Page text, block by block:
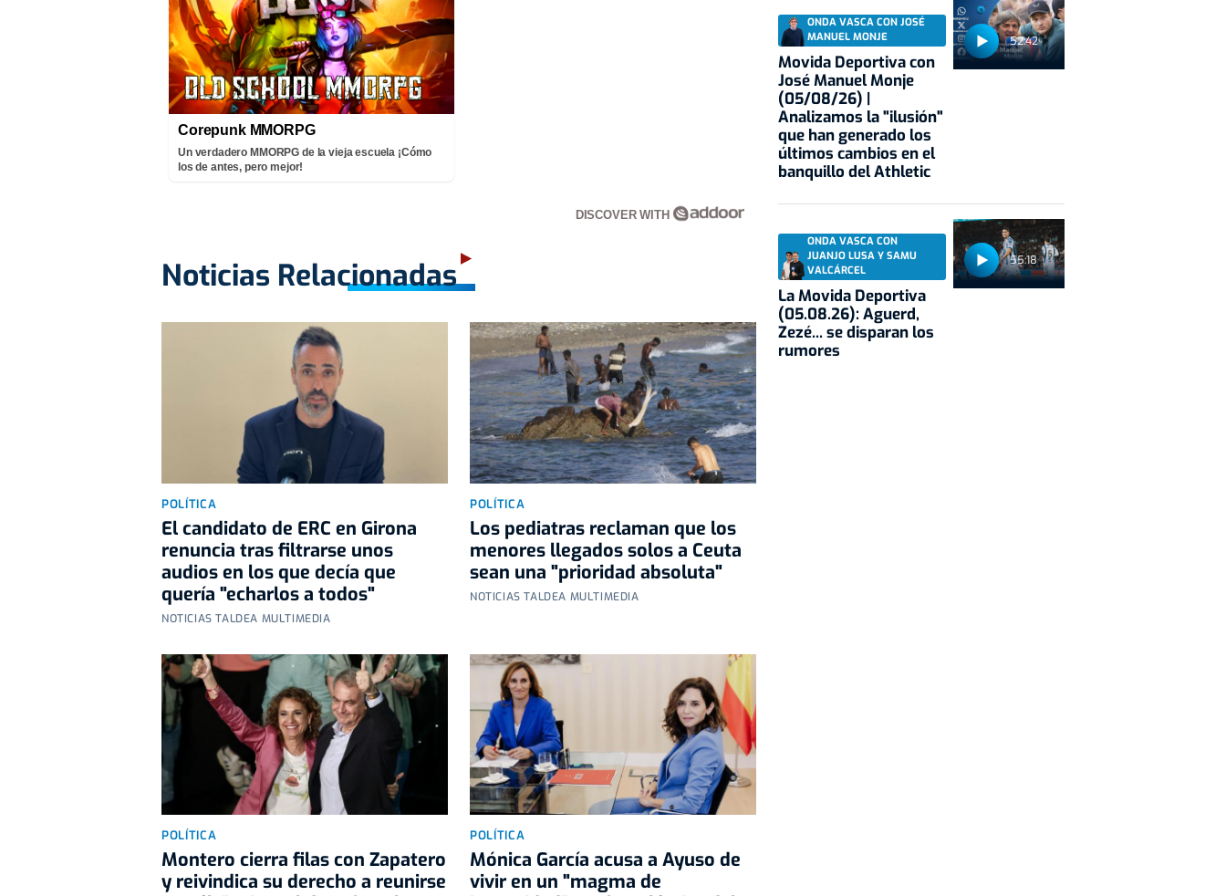
Corepunk MMORPG
Un verdadero MMORPG de la vieja escuela ¡Cómo
los de antes, pero mejor!
DISCOVER WITH
Noticias Relacionadas
POLÍTICA
El candidato de ERC en Girona
renuncia tras filtrarse unos
audios en los que decía que
quería "echarlos a todos"
NOTICIAS TALDEA MULTIMEDIA
POLÍTICA
Los pediatras reclaman que los
menores llegados solos a Ceuta
sean una "prioridad absoluta"
NOTICIAS TALDEA MULTIMEDIA
POLÍTICA
Montero cierra filas con Zapatero
y reivindica su derecho a reunirse
POLÍTICA
Mónica García acusa a Ayuso de
vivir en un "magma de
52:42
ONDA VASCA CON JOSÉ
MANUEL MONJE
Movida Deportiva con
José Manuel Monje
(05/08/26) |
Analizamos la "ilusión"
que han generado los
últimos cambios en el
banquillo del Athletic
55:18
ONDA VASCA CON
JUANJO LUSA Y SAMU
VALCÁRCEL
La Movida Deportiva
(05.08.26): Aguerd,
Zezé... se disparan los
rumores